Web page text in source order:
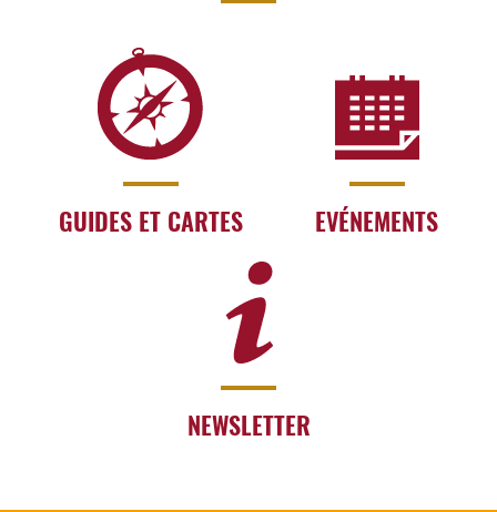
GUIDES ET CARTES EVÉNEMENTS
NEWSLETTER